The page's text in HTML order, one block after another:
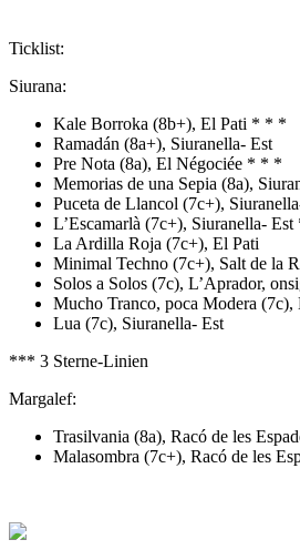
Ticklist:
Siurana:
Kale Borroka (8b+), El Pati * * *
Ramadán (8a+), Siuranella- Est
Pre Nota (8a), El Négociée * * *
Memorias de una Sepia (8a),
Puceta de Llancol (7c+),
L’Escamarlà (7c+), Siuranella-
La Ardilla Roja (7c+), El Pati
Minimal Techno (7c+), Salt de la
Solos a Solos (7c), L’Aprador,
Mucho Tranco, poca Modera (7c),
Lua (7c), Siuranella- Est
*** 3 Sterne-Linien
Margalef:
Trasilvania (8a), Racó de les
Malasombra (7c+), Racó de les